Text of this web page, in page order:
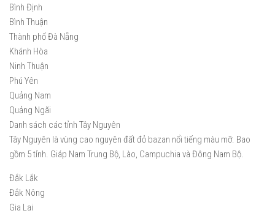
Bình Định
Bình Thuận
Thành phố Đà Nẵng
Khánh Hòa
Ninh Thuận
Phú Yên
Quảng Nam
Quảng Ngãi
Danh sách các tỉnh Tây Nguyên
Tây Nguyên là vùng cao nguyên đất đỏ bazan nổi tiếng màu mỡ. Bao
gồm 5 tỉnh. Giáp Nam Trung Bộ, Lào, Campuchia và Đông Nam Bộ.
Đắk Lắk
Đắk Nông
Gia Lai